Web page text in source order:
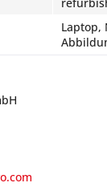
Laptop,